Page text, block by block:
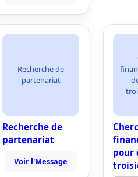
Recherche de
partenariat
Recherche de
partenariat
Voir l'Message
pour